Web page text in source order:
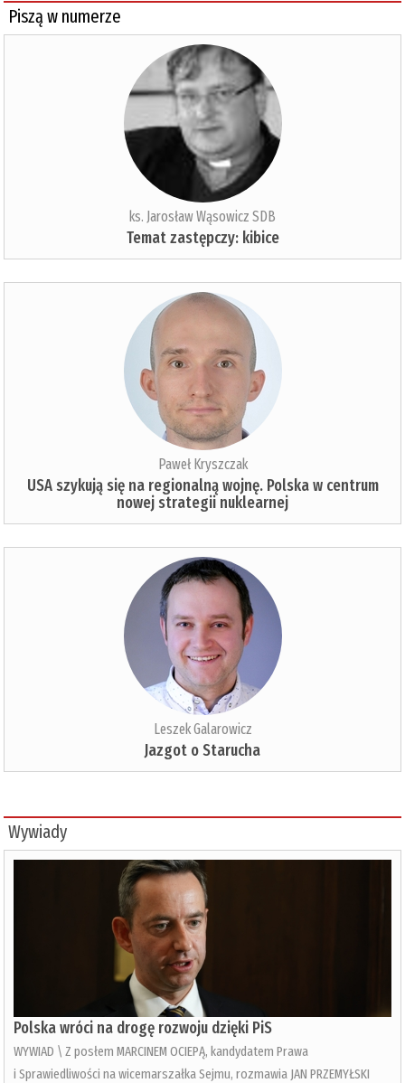
Piszą w numerze
ks. Jarosław Wąsowicz SDB
Temat zastępczy: kibice
Paweł Kryszczak
USA szykują się na regionalną wojnę. Polska w centrum
nowej strategii nuklearnej
Leszek Galarowicz
Jazgot o Starucha
Wywiady
Polska wróci na drogę rozwoju dzięki PiS
WYWIAD \ Z posłem MARCINEM OCIEPĄ, kandydatem Prawa
i Sprawiedliwości na wicemarszałka Sejmu, rozmawia JAN PRZEMYŁSKI